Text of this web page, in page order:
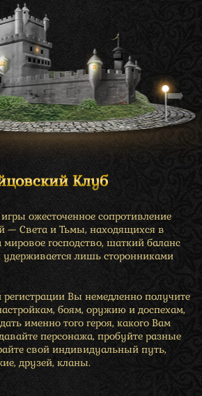
Клуб
ожесточенное сопротивление
— Света и Тьмы, находящихся в
мировое господство, шаткий баланс
лишь сторонниками
Вы немедленно получите
боям, оружию и доспехам,
именно того героя, какого Вам
персонажа, пробуйте разные
свой индивидуальный путь,
друзей, кланы.